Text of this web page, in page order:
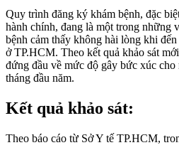
Quy trình đăng ký khám bệnh, đặc
hành chính, đang là một trong những
bệnh cảm thấy không hài lòng khi
ở TP.HCM. Theo kết quả khảo sát
đứng đầu về mức độ gây bức xúc
tháng đầu năm.
Kết quả khảo sát:
Theo báo cáo từ Sở Y tế TP.HCM,